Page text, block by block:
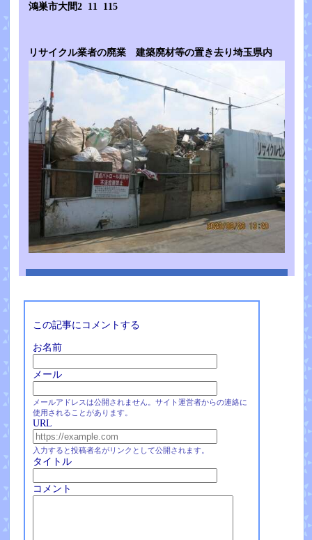
鴻巣市大間2 11 115
リサイクル業者の廃業 建築廃材等の置き去り埼玉県内
この記事にコメントする
お名前
メール
メールアドレスは公開されません。サイト運営者からの連絡に
使用されることがあります。
URL
入力すると投稿者名がリンクとして公開されます。
タイトル
コメント